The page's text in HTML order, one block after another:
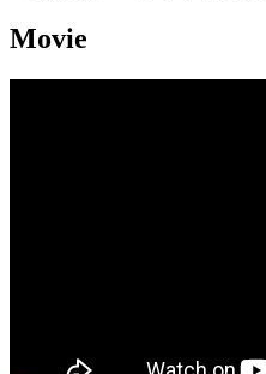
Movie